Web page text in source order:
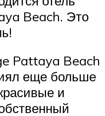
Beach. Это
Pattaya Beach
еще больше
и